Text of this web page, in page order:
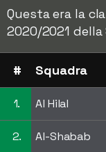
Questa era la
2020/2021 della
# Squadra
1. Al Hilal
2. Al-Shabab